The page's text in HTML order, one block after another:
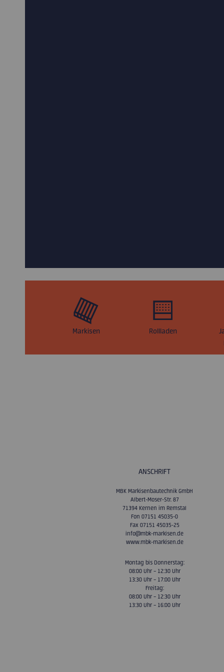
Markisen Rollladen
ANSCHRIFT
MBK Markisenbautechnik GmbH
Albert-Moser-Str. 87
71394 Kernen im Remstal
Fon 07151 45035-0
Fax 07151 45035-25
info@mbk-markisen.de
www.mbk-markisen.de
Montag bis Donnerstag:
08:00 Uhr – 12:30 Uhr
13:30 Uhr – 17:00 Uhr
Freitag:
08:00 Uhr – 12:30 Uhr
13:30 Uhr – 16:00 Uhr